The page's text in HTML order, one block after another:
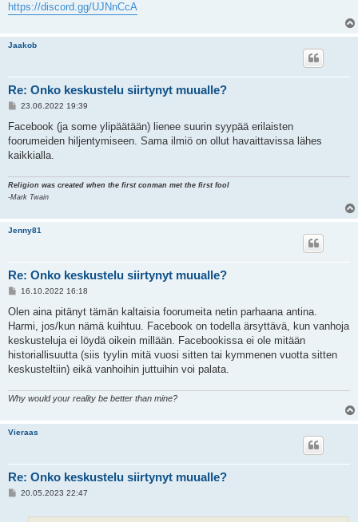
t
https://discord.gg/UJNnCcA
Jaakob
Re: Onko keskustelu siirtynyt muualle?
V
e
t
i
23.06.2022 19:39
Facebook (ja some ylipäätään) lienee suurin syypää erilaisten
foorumeiden hiljentymiseen. Sama ilmiö on ollut havaittavissa lähes
kaikkialla.
Religion was created when the first conman met the first fool
-Mark Twain
Jenny81
Re: Onko keskustelu siirtynyt muualle?
V
e
t
i
16.10.2022 16:18
Olen aina pitänyt tämän kaltaisia foorumeita netin parhaana antina.
Harmi, jos/kun nämä kuihtuu. Facebook on todella ärsyttävä, kun vanhoja
keskusteluja ei löydä oikein millään. Facebookissa ei ole mitään
historiallisuutta (siis tyylin mitä vuosi sitten tai kymmenen vuotta sitten
keskusteltiin) eikä vanhoihin juttuihin voi palata.
Why would your reality be better than mine?
Vieraas
Re: Onko keskustelu siirtynyt muualle?
V20.05.2023 22:47